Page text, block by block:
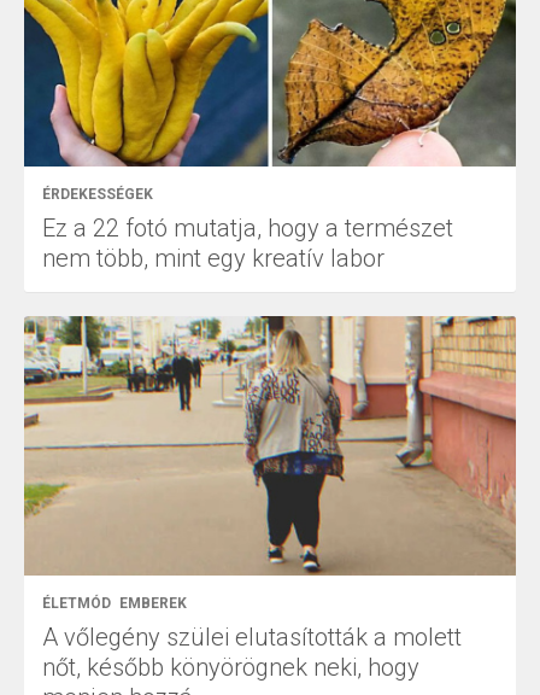
ÉRDEKESSÉGEK
Ez a 22 fotó mutatja, hogy a természet
nem több, mint egy kreatív labor
ÉLETMÓD EMBEREK
A vőlegény szülei elutasították a molett
nőt, később könyörögnek neki, hogy